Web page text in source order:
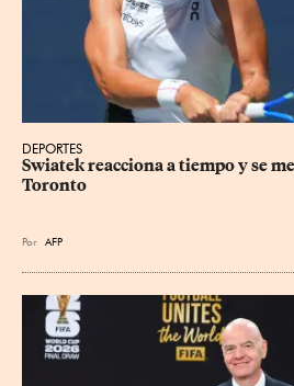
DEPORTES
Swiatek reacciona a tiempo y se
Toronto
Por AFP